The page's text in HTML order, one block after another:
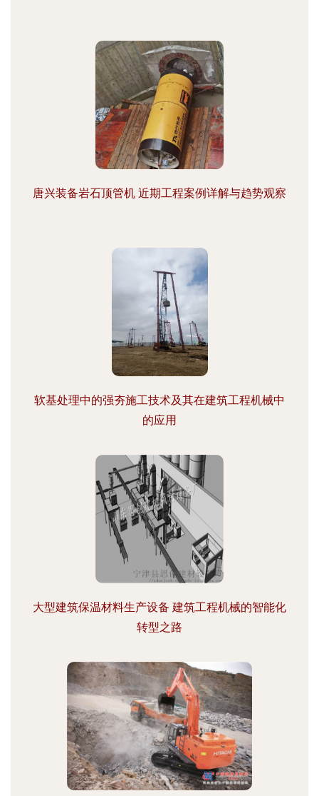
唐兴装备岩石顶管机 近期工程案例详解与趋势观察
软基处理中的强夯施工技术及其在建筑工程机械中
的应用
大型建筑保温材料生产设备 建筑工程机械的智能化
转型之路